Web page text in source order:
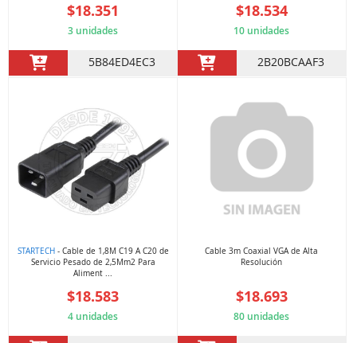
$18.351
3 unidades
5B84ED4EC3
$18.534
10 unidades
2B20BCAAF3
STARTECH - Cable de 1,8M C19 A C20 de
Servicio Pesado de 2,5Mm2 Para
Aliment ...
$18.583
4 unidades
Cable 3m Coaxial VGA de Alta
Resolución
$18.693
80 unidades